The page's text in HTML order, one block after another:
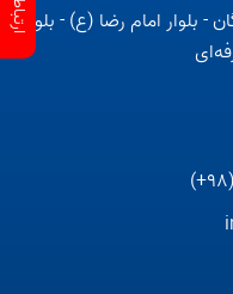
- بلوار امام رضا (ع) - بلوار